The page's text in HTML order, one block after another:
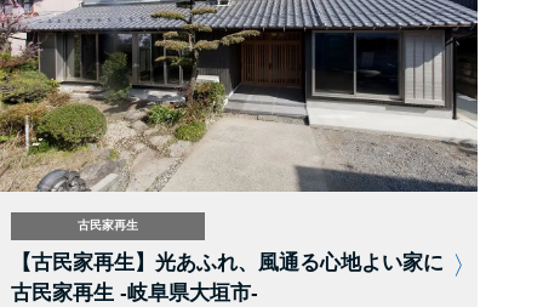
古民家再生
【古民家再生】光あふれ、風通る心地よい家に
古民家再生 -岐阜県大垣市-